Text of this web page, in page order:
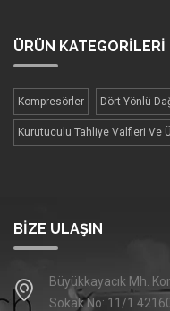
ÜRÜN KATEGORİLERİ
Kompresörler Dört Yönlü
Kurutuculu Tahliye Valfleri Ve
BIZE ULAŞIN
Büyükkayacık Mh.
Sokak No: 11/1